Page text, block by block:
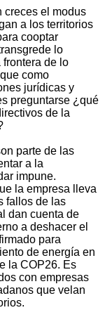
creces el modus
a los territorios
cooptar
lo
de lo
como
jurídicas y
preguntarse ¿qué
de la
parte de las
a la
impune.
la empresa lleva
fallos de las
dan cuenta de
a deshacer el
para
de energía en
la COP26. Es
con empresas
que velan